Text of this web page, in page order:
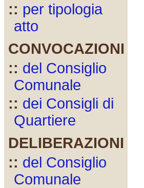
:: per tipologia
atto
CONVOCAZIONI
:: del Consiglio
Comunale
:: dei Consigli di
Quartiere
DELIBERAZIONI
:: del Consiglio
Comunale